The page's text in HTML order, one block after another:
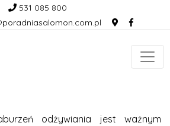
531 085 800
odżywiania jest ważnym